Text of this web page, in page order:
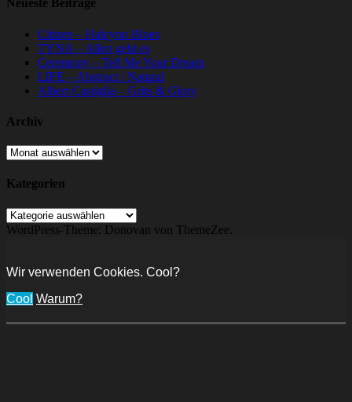
Neueste Beiträge
Citizen – Halcyon Blues
TYNA – Allen geht es
Ceremony – Tell Me Your Dream
LIFE – Abstract / Natural
Albert Castiglia – Grits & Glory
Archiv
Archiv
Kategorien
Kategorien
WordPress-Theme: Donovan von ThemeZee.
Wir verwenden Cookies. Cool?
Cool Warum?